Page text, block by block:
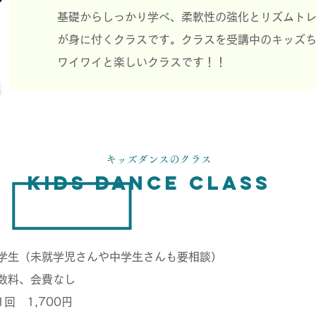
基礎からしっかり学べ、柔軟性の強化とリズムト
が身に付くクラスです。クラスを受講中のキッズ
ワイワイと楽しいクラスです！！
キッズダンスのクラス
Kids Dance CLASS
生（未就学児さんや中学生さんも要相談）
料、会費なし
回 1,700円